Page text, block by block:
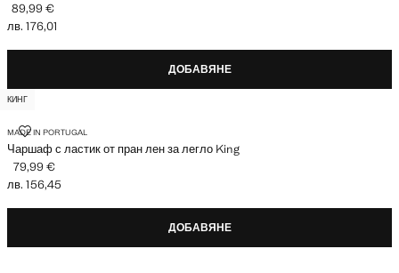
Текуща цена [89,99 € лв. 176,01]
89,99 €
лв. 176,01
ДОБАВЯНЕ
КИНГ
MADE IN PORTUGAL
Чаршаф с ластик от пран лен за легло King
ЧАРШАФ С ЛАСТИК ОТ ПРАН ЛЕН ЗА ЛЕГЛО KING
Текуща цена [79,99 € лв. 156,45]
79,99 €
лв. 156,45
ДОБАВЯНЕ